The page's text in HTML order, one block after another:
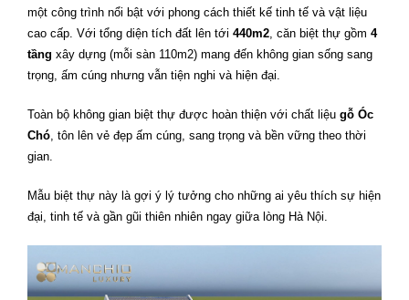
một công trình nổi bật với phong cách thiết kế tinh tế và vật liệu
cao cấp. Với tổng diện tích đất lên tới 440m2, căn biệt thự gồm 4
tầng xây dựng (mỗi sàn 110m2) mang đến không gian sống sang
trọng, ấm cúng nhưng vẫn tiện nghi và hiện đại.
Toàn bộ không gian biệt thự được hoàn thiện với chất liệu gỗ Óc
Chó, tôn lên vẻ đẹp ấm cúng, sang trọng và bền vững theo thời
gian.
Mẫu biệt thự này là gợi ý lý tưởng cho những ai yêu thích sự hiện
đại, tinh tế và gần gũi thiên nhiên ngay giữa lòng Hà Nội.